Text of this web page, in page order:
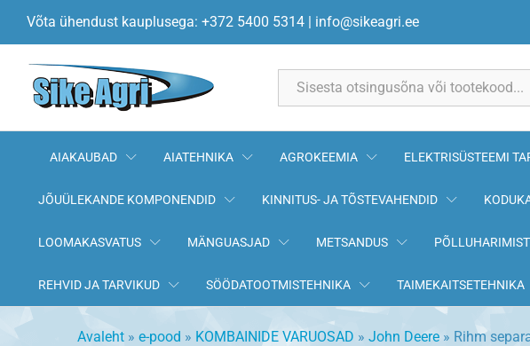
Võta ühendust kauplusega: +372 5400 5314 | info@sikeagri.ee
AIAKAUBAD AIATEHNIKA AGROKEEMIA ELEKTRISÜSTEEMI
JÕUÜLEKANDE KOMPONENDID KINNITUS- JA TÕSTEVAHENDID
LOOMAKASVATUS MÄNGUASJAD METSANDUS
REHVID JA TARVIKUD SÖÖDATOOTMISTEHNIKA TAIMEKAITSETEHNIKA
Avaleht » e-pood » KOMBAINIDE VARUOSAD » John Deere » Rihm
Kirjeldus